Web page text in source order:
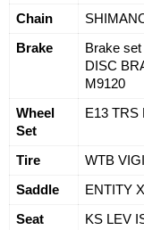
Chain
Brake
Brake
DISC
M9120
Wheel
Set
E13 TRS
Tire WTB
Saddle ENTITY
Seat
KS LEV